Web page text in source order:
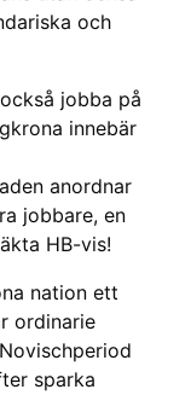
och
jobba på
innebär
anordnar
jobbare, en
HB-vis!
nation ett
ordinarie
sparka